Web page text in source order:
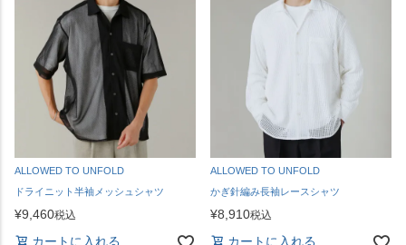
ALLOWED TO UNFOLD
ドライニット半袖メッシュシャツ
¥9,460税込
カートに入れる
ALLOWED TO UNFOLD
かぎ針編み長袖レースシャツ
¥8,910税込
カートに入れる